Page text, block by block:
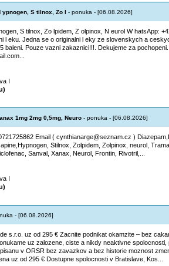
ypnogen, S tilnox, Zo l - ponuka - [06.08.2026]
S tilnox, Zo lpidem, Z olpinox, N eurol W hatsApp:
l eku. Jedna se o originalni l eky ze slovenskych a
baleni. Pouze vazni zakaznici!!!. Dekujeme za
I
1mg 2mg 0,5mg, Neuro - ponuka - [06.08.2026]
Email ( cynthianarge@seznam.cz )
Stilnox, Zolpidem, Zolpinox, neurol,
Sanval, Xanax, Neurol, Frontin, Rivotril,...
I
- [06.08.2026]
s.r.o. uz od 295 € Zacnite podnikat okamzite – bez
uz zalozene, ciste a nikdy neaktivne
v ORSR bez zavazkov a bez historie moznost
uz od 295 € Dostupne spolocnosti v Bratislave, Kos...